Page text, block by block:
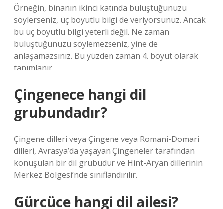
Örneğin, binanın ikinci katında buluştuğunuzu
söylerseniz, üç boyutlu bilgi de veriyorsunuz. Ancak
bu üç boyutlu bilgi yeterli değil. Ne zaman
buluştuğunuzu söylemezseniz, yine de
anlaşamazsınız. Bu yüzden zaman 4. boyut olarak
tanımlanır.
Çingenece hangi dil
grubundadır?
Çingene dilleri veya Çingene veya Romani-Domari
dilleri, Avrasya’da yaşayan Çingeneler tarafından
konuşulan bir dil grubudur ve Hint-Aryan dillerinin
Merkez Bölgesi’nde sınıflandırılır.
Gürcüce hangi dil ailesi?